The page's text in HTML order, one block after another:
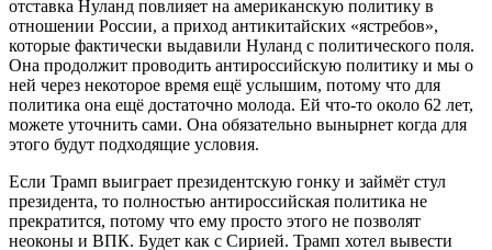
отставка Нуланд повлияет на американскую политику в
отношении России, а приход антикитайских «ястребов»,
которые фактически выдавили Нуланд с политического поля.
Она продолжит проводить антироссийскую политику и мы о
ней через некоторое время ещё услышим, потому что для
политика она ещё достаточно молода. Ей что-то около 62 лет,
можете уточнить сами. Она обязательно вынырнет когда для
этого будут подходящие условия.
Если Трамп выиграет президентскую гонку и займёт стул
президента, то полностью антироссийская политика не
прекратится, потому что ему просто этого не позволят
неоконы и ВПК. Будет как с Сирией. Трамп хотел вывести